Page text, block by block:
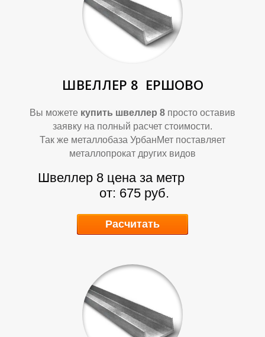
Ф
Т
ШВЕЛЛЕР 8 ЕРШОВО
Вы можете купить швеллер 8 просто оставив
заявку на полный расчет стоимости.
Так же металлобаза УрбанМет поставляет
металлопрокат других видов
Швеллер 8 цена за метр
от: 675 руб.
Расчитать
Ф
Т